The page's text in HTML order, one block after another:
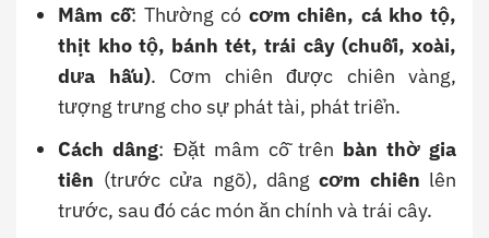
Mâm cỗ: Thường có cơm chiên, cá kho tộ,
thịt kho tộ, bánh tét, trái cây (chuối, xoài,
dưa hấu). Cơm chiên được chiên vàng,
tượng trưng cho sự phát tài, phát triển.
Cách dâng: Đặt mâm cỗ trên bàn thờ gia
tiên (trước cửa ngõ), dângcơm chiên lên
trước, sau đó các món ăn chính và trái cây.